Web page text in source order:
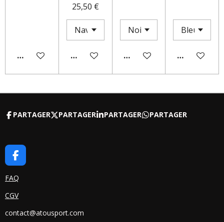
AJOUTER AU PANIER
25,50 €
AJOUTER AU PANIERM'AVERTIR SI DISPONIBLE
AJOUTER
PARTAGER PARTAGER PARTAGER PARTAGER
F
A
C
B
O
FAQ
CGV
contact@atousport.com